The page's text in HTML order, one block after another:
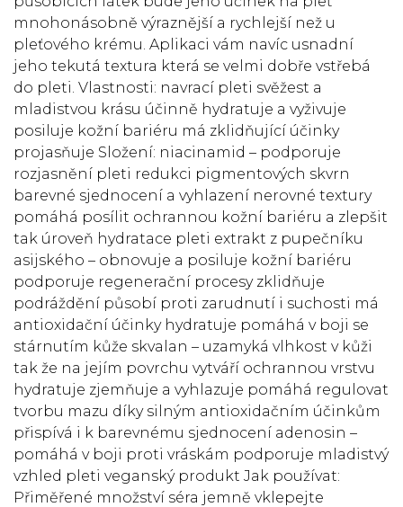
mnohonásobně výraznější a rychlejší než u
pleťového krému. Aplikaci vám navíc usnadní
jeho tekutá textura která se velmi dobře vstřebá
do pleti. Vlastnosti: navrací pleti svěžest a
mladistvou krásu účinně hydratuje a vyživuje
posiluje kožní bariéru má zklidňující účinky
projasňuje Složení: niacinamid – podporuje
rozjasnění pleti redukci pigmentových skvrn
barevné sjednocení a vyhlazení nerovné textury
pomáhá posílit ochrannou kožní bariéru a zlepšit
tak úroveň hydratace pleti extrakt z pupečníku
asijského – obnovuje a posiluje kožní bariéru
podporuje regenerační procesy zklidňuje
podráždění působí proti zarudnutí i suchosti má
antioxidační účinky hydratuje pomáhá v boji se
stárnutím kůže skvalan – uzamyká vlhkost v kůži
tak že na jejím povrchu vytváří ochrannou vrstvu
hydratuje zjemňuje a vyhlazuje pomáhá regulovat
tvorbu mazu díky silným antioxidačním účinkům
přispívá i k barevnému sjednocení adenosin –
pomáhá v boji proti vráskám podporuje mladistvý
vzhled pleti veganský produkt Jak používat:
Přiměřené množství séra jemně vklepejte